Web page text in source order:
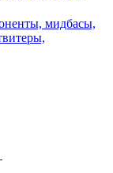
мидбасы,